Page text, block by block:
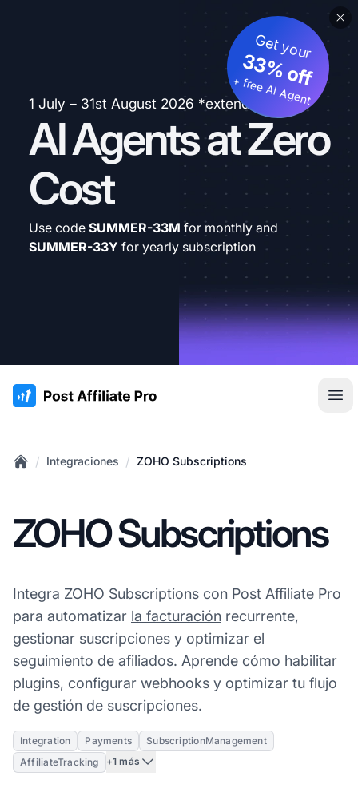
1 July – 31st August 2026 *extended
AI Agents at Zero
Cost
Get your
33% off
+ free AI Agent
Use code SUMMER-33M for monthly and
SUMMER-33Y for yearly subscription
:site.title
/ Integraciones / ZOHO Subscriptions
ZOHO Subscriptions
Integra ZOHO Subscriptions con Post Affiliate Pro
para automatizar la facturación recurrente,
gestionar suscripciones y optimizar el
seguimiento de afiliados. Aprende cómo habilitar
plugins, configurar webhooks y optimizar tu flujo
de gestión de suscripciones.
Integration Payments
SubscriptionManagement
AffiliateTracking
+1 más